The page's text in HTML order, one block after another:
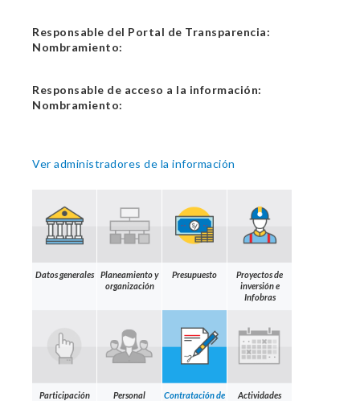
Responsable del Portal de Transparencia:
Nombramiento:
Responsable de acceso a la información:
Nombramiento:
Ver administradores de la información
Datos generales
Planeamiento y
organización
Presupuesto
Proyectos de
inversión e
Infobras
Participación
Personal
Contratación de
Actividades